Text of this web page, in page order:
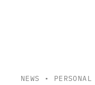
NEWS • PERSONAL